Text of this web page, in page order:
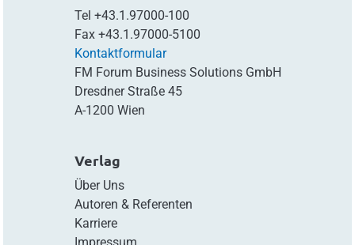
Tel +43.1.97000-100
Fax +43.1.97000-5100
Kontaktformular
FM Forum Business Solutions GmbH
Dresdner Straße 45
A-1200 Wien
Verlag
Über Uns
Autoren & Referenten
Karriere
Impressum